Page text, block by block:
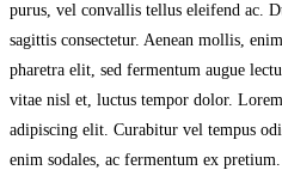
purus, vel convallis tellus eleifend ac.
sagittis consectetur. Aenean mollis,
pharetra elit, sed fermentum augue
vitae nisl et, luctus tempor dolor.
adipiscing elit. Curabitur vel tempus
enim sodales, ac fermentum ex